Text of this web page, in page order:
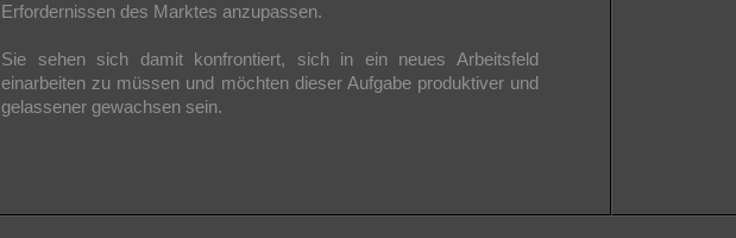
Erfordernissen des Marktes anzupassen.
Sie sehen sich damit konfrontiert, sich in ein neues Arbeitsfeld
einarbeiten zu müssen und möchten dieser Aufgabe produktiver und
gelassener gewachsen sein.